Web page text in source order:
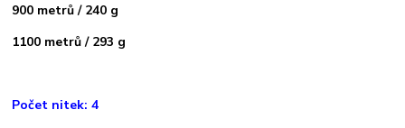
900 metrů / 240 g
1100 metrů / 293 g
Počet nitek: 4